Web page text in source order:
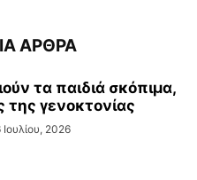
ΑΡΘΡΑ
τα παιδιά σκόπιμα,
της γενοκτονίας
Ιουλίου, 2026